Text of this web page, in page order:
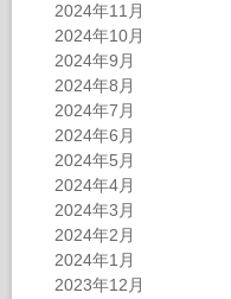
2024年11月
2024年10月
2024年9月
2024年8月
2024年7月
2024年6月
2024年5月
2024年4月
2024年3月
2024年2月
2024年1月
2023年12月